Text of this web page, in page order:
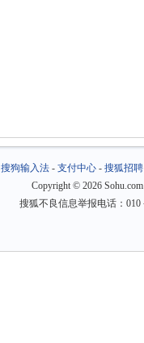
搜狗输入法- 支付中心- 搜狐招聘
Copyright © 2026
搜狐不良信息举报电话：010